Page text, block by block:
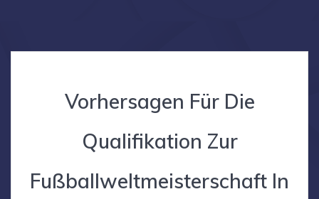
Vorhersagen Für Die
Qualifikation Zur
Fußballweltmeisterschaft In